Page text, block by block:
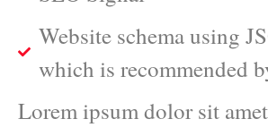
Website schema using
which is recommended
Lorem ipsum dolor sit